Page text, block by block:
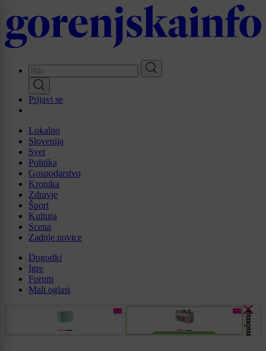
to
main
content
Prijavi se
Lokalno
Slovenija
Svet
Politika
Gospodarstvo
Kronika
Zdravje
Šport
Kultura
Scena
Zadnje novice
Dogodki
Igre
Forum
Mali oglasi